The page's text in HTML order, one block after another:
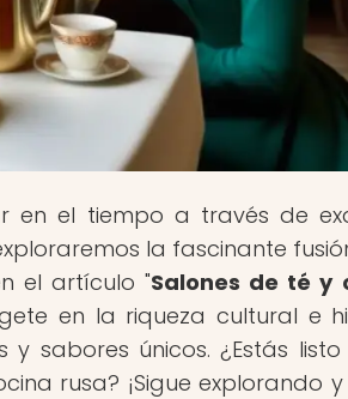
en el tiempo a través de
la fascinante
el artículo "Salones de té y
en la riqueza cultural e
sabores únicos. ¿Estás
rusa? ¡Sigue explorando